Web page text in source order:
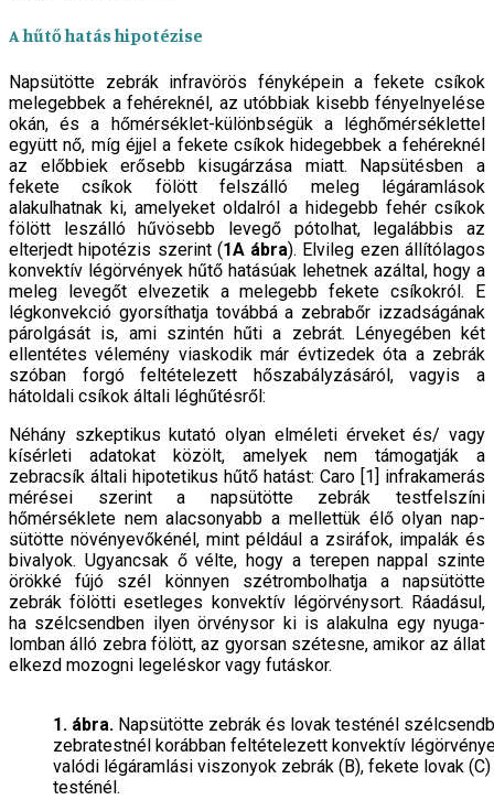
A hűtő hatás hipotézise
Napsütötte zebrák infravörös fényképein a fekete csíkok
melegebbek a fehéreknél, az utóbbiak kisebb fényelnyelése
okán, és a hőmérséklet-különbségük a léghőmérséklettel
együtt nő, míg éjjel a fekete csíkok hidegebbek a fehéreknél
az előbbiek erősebb kisugárzása miatt. Napsütésben a
fekete csíkok fölött felszálló meleg légáramlások
alakulhatnak ki, amelyeket oldalról a hidegebb fehér csíkok
fölött leszálló hűvösebb levegő pótolhat, legalábbis az
elterjedt hipotézis szerint (1A ábra). Elvileg ezen állítólagos
konvektív légörvények hűtő hatásúak lehetnek azáltal, hogy a
meleg levegőt elvezetik a melegebb fekete csíkokról. E
légkonvekció gyorsíthatja továbbá a zebrabőr izzadságának
párolgását is, ami szintén hűti a zebrát. Lényegében két
ellentétes vélemény viaskodik már évtizedek óta a zebrák
szóban forgó feltételezett hőszabályzásáról, vagyis a
hátoldali csíkok általi léghűtésről:
Néhány szkeptikus kutató olyan elméleti érveket és/ vagy
kísérleti adatokat közölt, amelyek nem támogatják a
zebracsík általi hipotetikus hűtő hatást: Caro [1] infra­kamerás
mérései szerint a napsütötte zebrák testfelszíni
hőmérséklete nem alacsonyabb a mellettük élő olyan nap­
sütötte növényevőkénél, mint például a zsiráfok, impalák és
bivalyok. Ugyancsak ő vélte, hogy a terepen nappal szin­te
örökké fújó szél könnyen szétrombolhatja a napsütötte
zebrák fölötti esetleges konvektív légörvénysort. Ráadásul,
ha szélcsendben ilyen örvénysor ki is alakulna egy nyuga­
lomban álló zebra fölött, az gyorsan szétesne, amikor az állat
elkezd mozogni legeléskor vagy futáskor.
1. ábra. Napsütötte zebrák és lovak testénél
zebratestnél korábban feltételezett konvektív
valódi légáramlási viszonyok zebrák (B), fekete lovak
testénél.